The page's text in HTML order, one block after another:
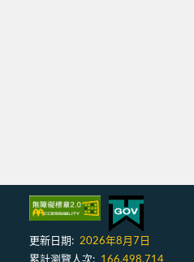
更新日期: 2026年8月7日